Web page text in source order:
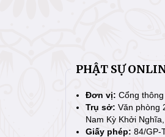
PHẬT SỰ
Đơn vị: Cổng
Trụ sở: Văn phòng
Nam Kỳ Khởi
Giấy phép: 84/GP-